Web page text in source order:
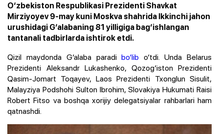
O‘zbekiston Respublikasi Prezidenti Shavkat
Mirziyoyev 9-may kuni Moskva shahrida Ikkinchi jahon
urushidagi G‘alabaning 81 yilligiga bag‘ishlangan
tantanali tadbirlarda ishtirok etdi.
Qizil maydonda G‘alaba paradibo‘lib o‘tdi. Unda Belarus
Prezidenti Aleksandr Lukashenko, Qozog‘iston Prezidenti
Qasim-Jomart Toqayev, Laos Prezidenti Txonglun Sisulit,
Malayziya Podshohi Sulton Ibrohim, Slovakiya Hukumati Raisi
Robert Fitso va boshqa xorijiy delegatsiyalar rahbarlari ham
qatnashdi.